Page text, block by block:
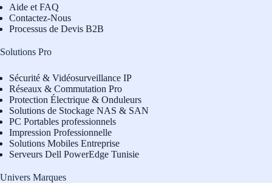
Aide et FAQ
Contactez-Nous
Processus de Devis B2B
Solutions Pro
Sécurité & Vidéosurveillance IP
Réseaux & Commutation Pro
Protection Électrique & Onduleurs
Solutions de Stockage NAS & SAN
PC Portables professionnels
Impression Professionnelle
Solutions Mobiles Entreprise
Serveurs Dell PowerEdge Tunisie
Univers Marques